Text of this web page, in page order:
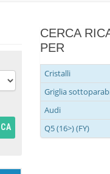
CERCA
PER
Cristalli
Griglia
Audi
Q5 (16>) (FY)